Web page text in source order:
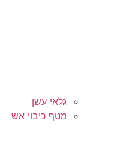
גלאי עשן
מטף כיבוי אש